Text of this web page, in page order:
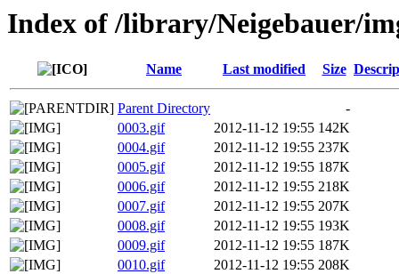
Index of /library/Neigebauer/
Name Last modified Size
Parent Directory
-
0003.gif
2012-11-12 19:55 142K
0004.gif
2012-11-12 19:55 237K
0005.gif
2012-11-12 19:55 187K
0006.gif
2012-11-12 19:55 218K
0007.gif
2012-11-12 19:55 207K
0008.gif
2012-11-12 19:55 193K
0009.gif
2012-11-12 19:55 187K
0010.gif
2012-11-12 19:55 208K